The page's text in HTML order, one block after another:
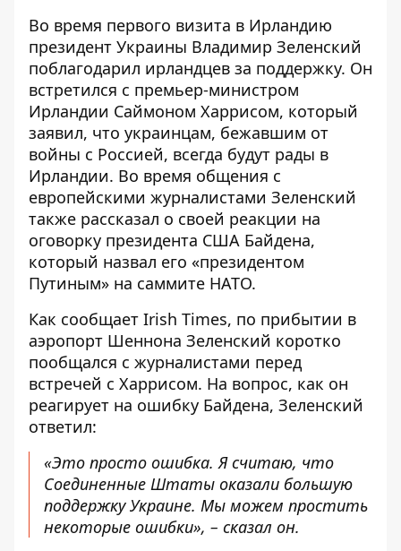
Во время первого визита в Ирландию
президент Украины Владимир Зеленский
поблагодарил ирландцев за поддержку. Он
встретился с премьер-министром
Ирландии Саймоном Харрисом, который
заявил, что украинцам, бежавшим от
войны с Россией, всегда будут рады в
Ирландии. Во время общения с
европейскими журналистами Зеленский
также рассказал о своей реакции на
оговорку президента США Байдена,
который назвал его «президентом
Путиным» на саммите НАТО.
Как сообщает Irish Times, по прибытии в
аэропорт Шеннона Зеленский коротко
пообщался с журналистами перед
встречей с Харрисом. На вопрос, как он
реагирует на ошибку Байдена, Зеленский
ответил:
«Это просто ошибка. Я считаю, что
Соединенные Штаты оказали большую
поддержку Украине. Мы можем простить
некоторые ошибки», – сказал он.